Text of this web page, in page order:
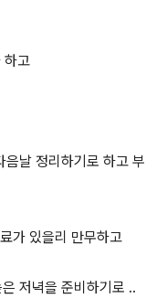
하고
음날 정리하기로 하고 부
가 있을리 만무하고
저녁을 준비하기로 ..